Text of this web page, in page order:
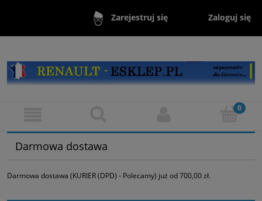
Zarejestruj się Zaloguj się
Darmowa dostawa
Darmowa dostawa (KURIER (DPD) - Polecamy) już od 700,00 zł.